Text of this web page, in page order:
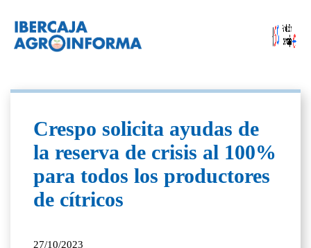
Crespo solicita ayudas de
la reserva de crisis al 100%
para todos los productores
de cítricos
27/10/2023